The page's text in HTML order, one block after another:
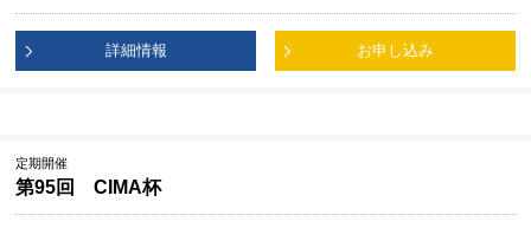
詳細情報 お申し込み
定期開催
第95回 CIMA杯